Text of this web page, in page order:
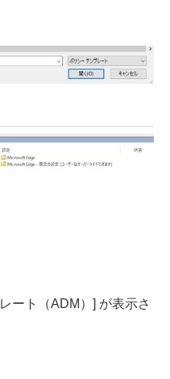
ート（ADM）] が表示さ